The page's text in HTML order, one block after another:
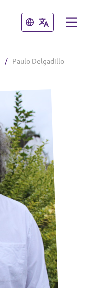
Cerrar
Cerrar
/ Paulo Delgadillo